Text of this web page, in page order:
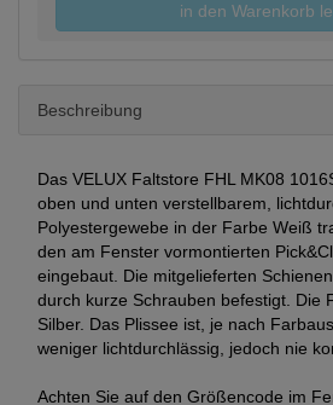
in den Warenkorb
Beschreibung
Das VELUX Faltstore FHL MK08
oben und unten verstellbarem,
Polyestergewebe in der Farbe Weiß
den am Fenster vormontierten
eingebaut. Die mitgelieferten
durch kurze Schrauben befestigt. Die
Silber. Das Plissee ist, je nach
weniger lichtdurchlässig, jedoch nie
Achten Sie auf den Größencode im